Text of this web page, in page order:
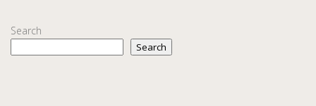
Search
Search